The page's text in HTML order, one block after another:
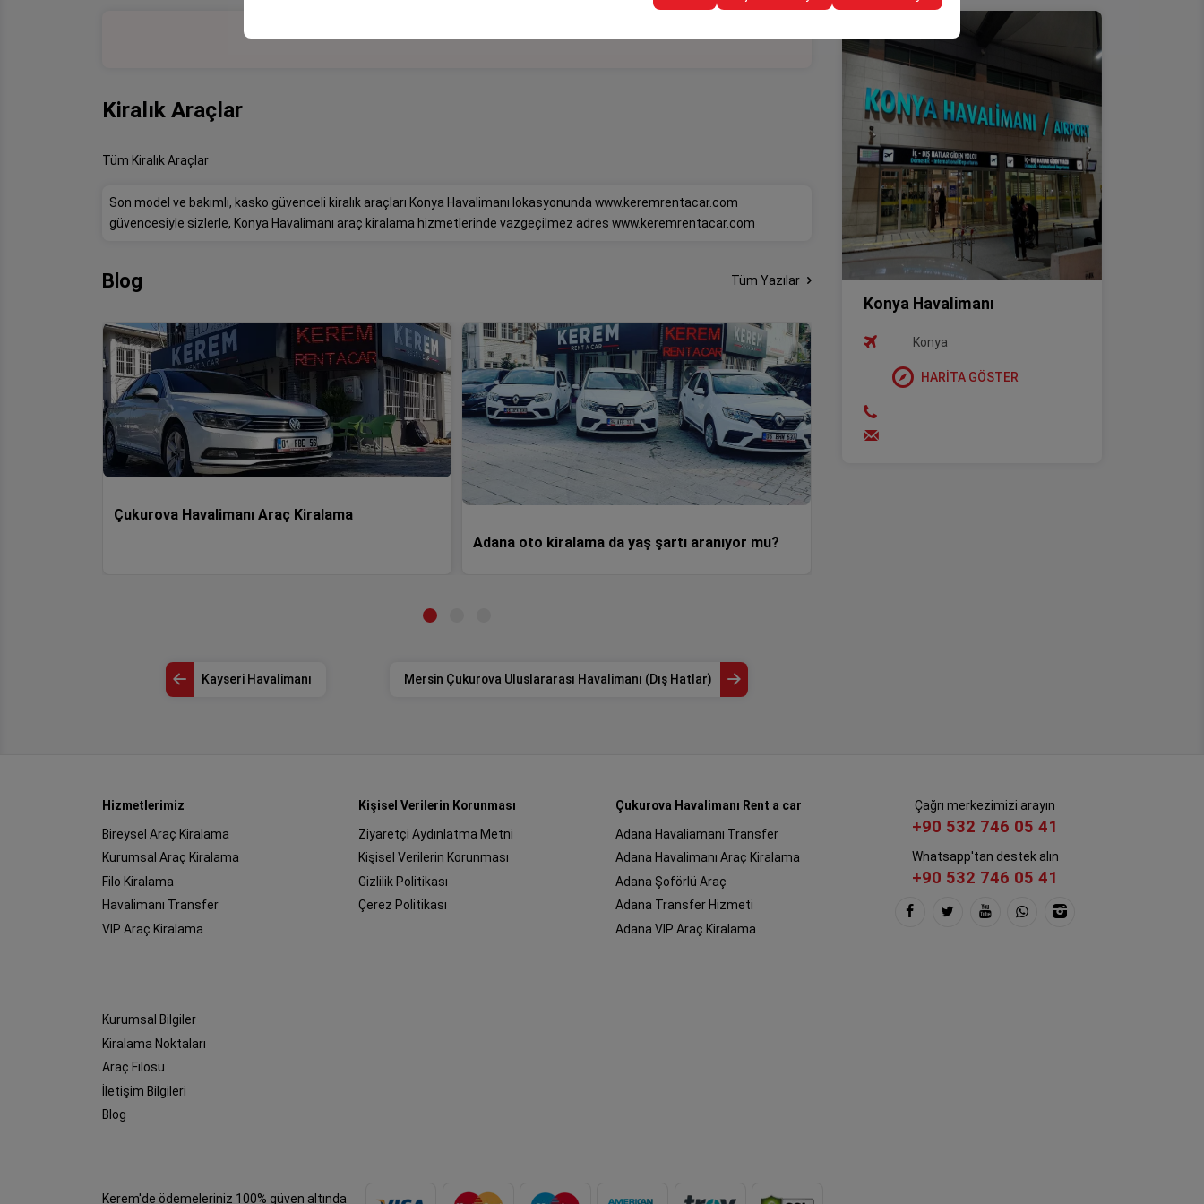
Kiralık Araçlar
Tüm Kiralık Araçlar
Son model ve bakımlı, kasko güvenceli kiralık araçları Konya Havalimanı lokasyonunda www.keremrentacar.com
güvencesiyle sizlerle, Konya Havalimanı araç kiralama hizmetlerinde vazgeçilmez adres www.keremrentacar.com
Blog Tüm Yazılar
Çukurova Havalimanı Araç Kiralama
Adana oto kiralama da yaş şartı aranıyor mu?
Stajyer ehliyetli araç kiralayabilir mi?
Kayseri Havalimanı Mersin Çukurova Uluslararası Havalimanı (Dış Hatlar)
Konya Havalimanı
Konya
HARİTA GÖSTER
Hizmetlerimiz
Bireysel Araç Kiralama
Kurumsal Araç Kiralama
Filo Kiralama
Havalimanı Transfer
VIP Araç Kiralama
Kişisel Verilerin Korunması
Ziyaretçi Aydınlatma Metni
Kişisel Verilerin Korunması
Gizlilik Politikası
Çerez Politikası
Çukurova Havalimanı Rent a car
Adana Havaliamanı Transfer
Adana Havalimanı Araç Kiralama
Adana Şoförlü Araç
Adana Transfer Hizmeti
Adana VIP Araç Kiralama
Kurumsal Bilgiler
Kiralama Noktaları
Araç Filosu
İletişim Bilgileri
Blog
Çağrı merkezimizi arayın
+90 532 746 05 41
Whatsapp'tan destek alın
+90 532 746 05 41
Kerem'de ödemeleriniz 100% güven altında